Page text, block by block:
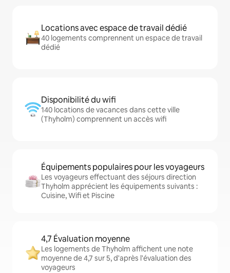
Locations avec espace de travail dédié
40 logements comprennent un espace de travail
dédié
Disponibilité du wifi
140 locations de vacances dans cette ville
(Thyholm) comprennent un accès wifi
Équipements populaires pour les voyageurs
Les voyageurs effectuant des séjours direction
Thyholm apprécient les équipements suivants :
Cuisine, Wifi et Piscine
4,7 Évaluation moyenne
Les logements de Thyholm affichent une note
moyenne de 4,7 sur 5, d'après l'évaluation des
voyageurs